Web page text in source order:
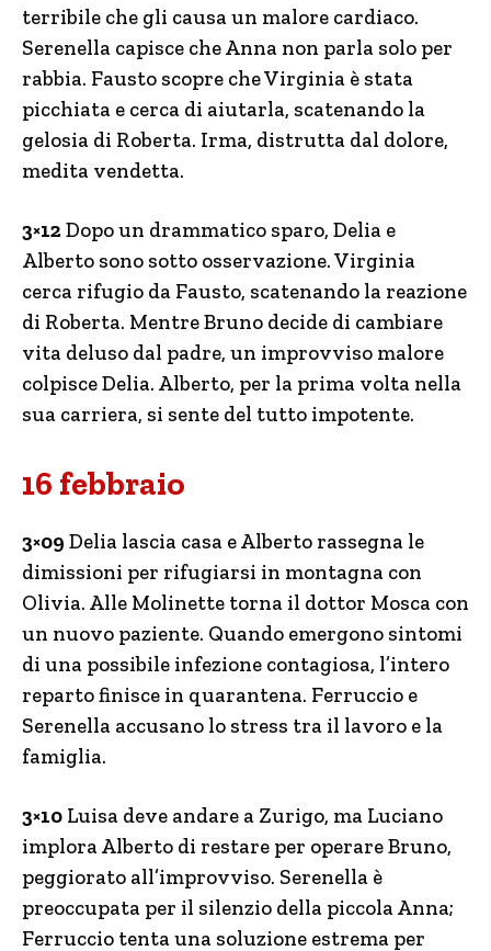
terribile che gli causa un malore cardiaco.
Serenella capisce che Anna non parla solo per
rabbia. Fausto scopre che Virginia è stata
picchiata e cerca di aiutarla, scatenando la
gelosia di Roberta. Irma, distrutta dal dolore,
medita vendetta.
3×12Dopo un drammatico sparo, Delia e
Alberto sono sotto osservazione. Virginia
cerca rifugio da Fausto, scatenando la reazione
di Roberta. Mentre Bruno decide di cambiare
vita deluso dal padre, un improvviso malore
colpisce Delia. Alberto, per la prima volta nella
sua carriera, si sente del tutto impotente.
16 febbraio
3×09 Delia lascia casa e Alberto rassegna le
dimissioni per rifugiarsi in montagna con
Olivia. Alle Molinette torna il dottor Mosca con
un nuovo paziente. Quando emergono sintomi
di una possibile infezione contagiosa, l’intero
reparto finisce in quarantena. Ferruccio e
Serenella accusano lo stress tra il lavoro e la
famiglia.
3×10 Luisa deve andare a Zurigo, ma Luciano
implora Alberto di restare per operare Bruno,
peggiorato all’improvviso. Serenella è
preoccupata per il silenzio della piccola Anna;
Ferruccio tenta una soluzione estrema per